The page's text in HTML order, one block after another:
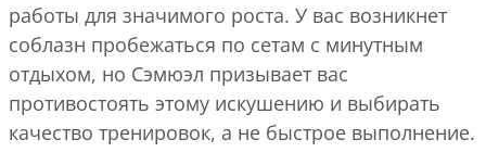
работы для значимого роста. У вас возникнет
соблазн пробежаться по сетам с минутным
отдыхом, но Сэмюэл призывает вас
противостоять этому искушению и выбирать
качество тренировок, а не быстрое выполнение.